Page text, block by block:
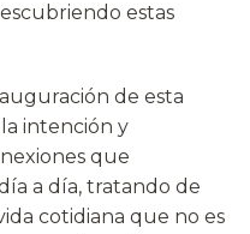
estas
de esta
intención y
que
a día, tratando de
cotidiana que no es